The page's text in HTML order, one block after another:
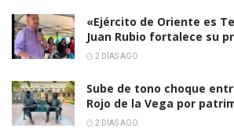
«Ejército de Oriente es
Juan Rubio fortalece su
2 DÍAS AGO
Sube de tono choque
Rojo de la Vega por
2 DÍAS AGO